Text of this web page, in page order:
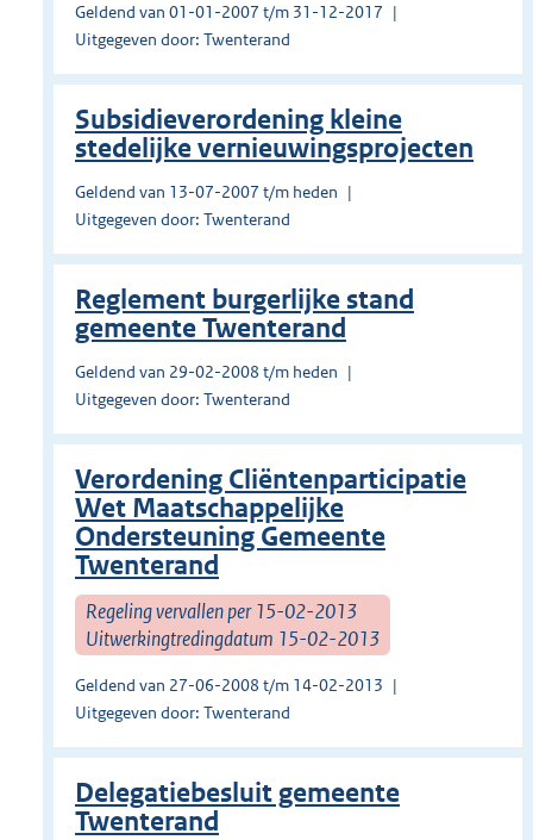
Geldend van 01-01-2007 t/m 31-12-2017
Uitgegeven door: Twenterand
Subsidieverordening kleine
stedelijke vernieuwingsprojecten
Geldend van 13-07-2007 t/m heden
Uitgegeven door: Twenterand
Reglement burgerlijke stand
gemeente Twenterand
Geldend van 29-02-2008 t/m heden
Uitgegeven door: Twenterand
Verordening Cliëntenparticipatie
Wet Maatschappelijke
Ondersteuning Gemeente
Twenterand
Regeling vervallen per 15-02-2013
Uitwerkingtredingdatum 15-02-2013
Geldend van 27-06-2008 t/m 14-02-2013
Uitgegeven door: Twenterand
Delegatiebesluit gemeente
Twenterand